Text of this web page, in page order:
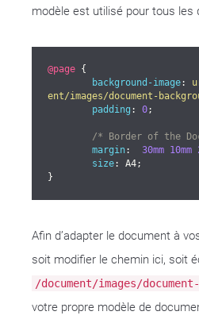
modèle est utilisé pour tous les
@page {
background-image:
ent/images/document-
padding : 0;
/* Border of the
margin: 30mm 10mm
size: A4;
}
Afin d’adapter le document à
soit modifier le chemin ici, soit
/document/images/
votre propre modèle de